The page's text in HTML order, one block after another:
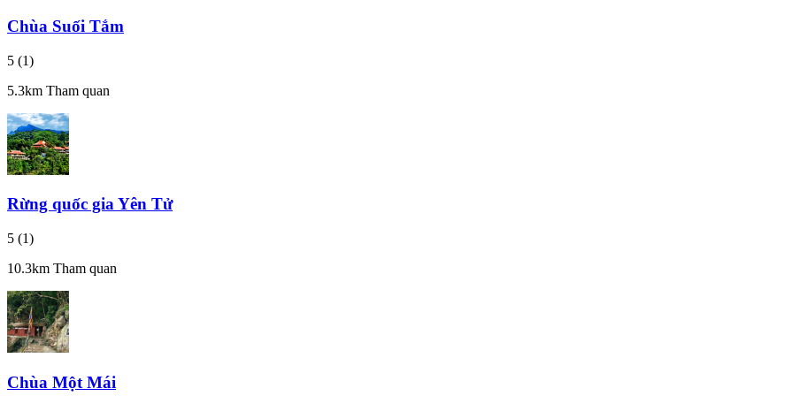
Chùa Suối Tắm
5 (1)
5.3km Tham quan
Rừng quốc gia Yên Tử
5 (1)
10.3km Tham quan
Chùa Một Mái